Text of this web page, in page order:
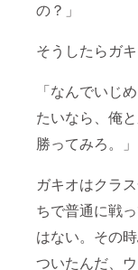
の？」
そうしたらガ
「なんでいじ
たいなら、俺
勝ってみろ。」
ガキオはクラ
ちで普通に戦
はない。その
ついたんだ、